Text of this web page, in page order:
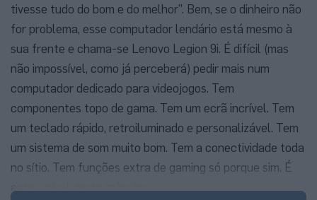
tivesse tudo do bom e do melhor”. Bem, se o dinheiro não
for problema, esse computador lendário está mesmo à
sua frente e chama-se Lenovo Legion 9i. É difícil (mas
não impossível, como já perceberá) pedir mais num
computador dedicado para videojogos. Tem
componentes topo de gama. Tem um ecrã incrível. Tem
um teclado rápido, retroiluminado e personalizável. Tem
um sistema de som muito bom. Tem a conectividade toda
no sítio. Tem funções extra de gaming só porque sim. É